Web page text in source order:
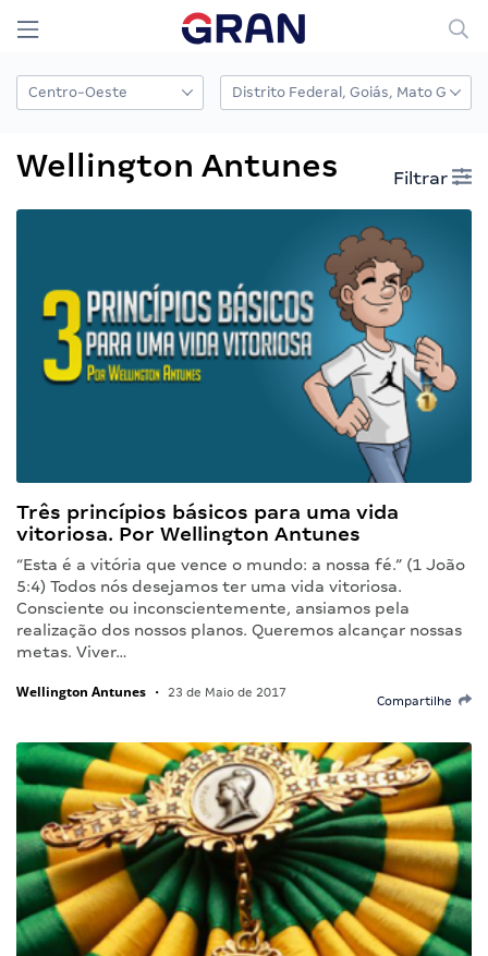
Wellington Antunes Filtrar
Três princípios básicos para uma vida
vitoriosa. Por Wellington Antunes
“Esta é a vitória que vence o mundo: a nossa fé.” (1 João
5:4) Todos nós desejamos ter uma vida vitoriosa.
Consciente ou inconscientemente, ansiamos pela
realização dos nossos planos. Queremos alcançar nossas
metas. Viver…
Wellington Antunes • 23 de Maio de 2017
Compartilhe